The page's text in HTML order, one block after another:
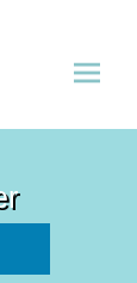
Inhalt